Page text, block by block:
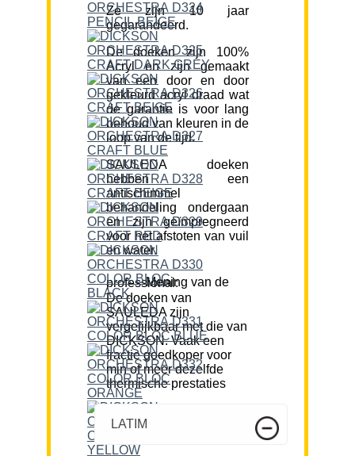
Ze zijn 10 jaar
gegarandeerd.
De doeken zijn 100%
Acryl en zijn gemaakt
van een door en door
gekleurd acryl draad wat
de garantie is voor lang
behoud van kleuren in de
loop van de tijd.
SAULEDA doeken
hebben een
antischimmel
behandeling ondergaan
en zijn geïmpregneerd
voor het afstoten van vuil
en water.
Mening van de professional:
De doeken van
SAULEDA zijn
vergelijkbaar met die van
DICKSON. Vaak een
fractie goedkoper voor
min of meer dezelfde
thermische prestaties
LATIM